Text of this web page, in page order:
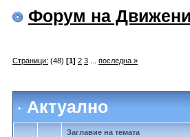
Форум на
Страници: (48)[1] 2 3 ...последна »
Актуално
Заглавие на темата